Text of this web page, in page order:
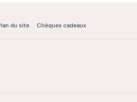
du site Chèques cadeaux